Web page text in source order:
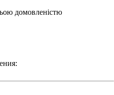
домовленістю